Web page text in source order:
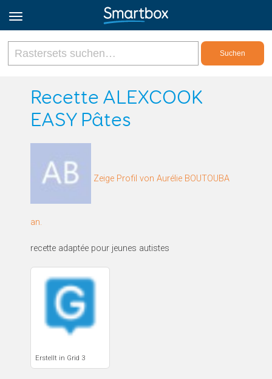
Online Grids
Anmeldung
Recette ALEXCOOK
EASY Pâtes
Zeige Profil von Aurélie BOUTOUBA
an.
recette adaptée pour jeunes autistes
Erstellt in Grid 3